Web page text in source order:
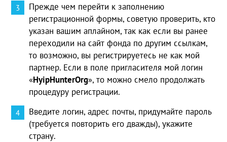
Прежде чем перейти к заполнению
регистрационной формы, советую проверить, кто
указан вашим аплайном, так как если вы ранее
переходили на сайт фонда по другим ссылкам,
то возможно, вы регистрируетесь не как мой
партнер. Если в поле пригласителя мой логин
«HyipHunterOrg», то можно смело продолжать
процедуру регистрации.
Введите логин, адрес почты, придумайте пароль
(требуется повторить его дважды), укажите
страну.